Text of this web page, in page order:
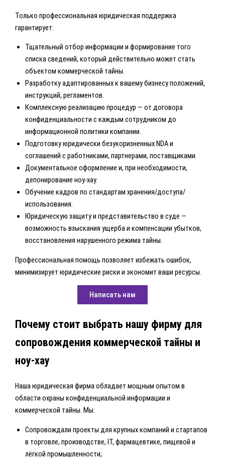
Только профессиональная юридическая поддержка
гарантирует:
Тщательный отбор информации и формирование того
списка сведений, который действительно может стать
объектом коммерческой тайны.
Разработку адаптированных к вашему бизнесу положений,
инструкций, регламентов.
Комплексную реализацию процедур — от договора
конфиденциальности с каждым сотрудником до
информационной политики компании.
Подготовку юридически безукоризненных NDA и
соглашений с работниками, партнерами, поставщиками.
Документальное оформление и, при необходимости,
депонирование ноу-хау.
Обучение кадров по стандартам хранения/доступа/
использования.
Юридическую защиту и представительство в суде —
возможность взыскания ущерба и компенсации убытков,
восстановления нарушенного режима тайны.
Профессиональная помощь позволяет избежать ошибок,
минимизирует юридические риски и экономит ваши ресурсы.
Написать нам
Почему стоит выбрать нашу фирму для
сопровождения коммерческой тайны и
ноу-хау
Наша юридическая фирма обладает мощным опытом в
области охраны конфиденциальной информации и
коммерческой тайны. Мы:
Сопровождали проекты для крупных компаний и стартапов
в торговле, производстве, IT, фармацевтике, пищевой и
лёгкой промышленности;